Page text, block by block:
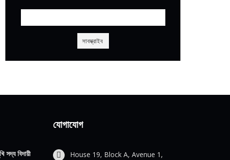
সদ্য বিদায়ী
যোগাযোগ
House 19, Block A, Avenue 1,